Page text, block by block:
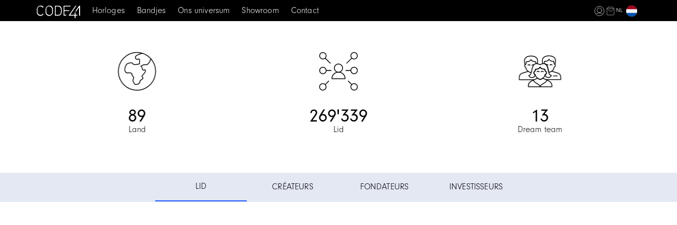
Horloges Bandjes Ons universum Showroom Contact NL
89
Land
269'339
Lid
13
Dream team
LID CRÉATEURS FONDATEURS INVESTISSEURS